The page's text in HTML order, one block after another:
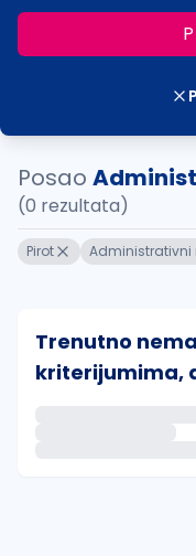
Posao
(0 rezultata)
Pirot Administrativni
Trenutno
kriterijumima,